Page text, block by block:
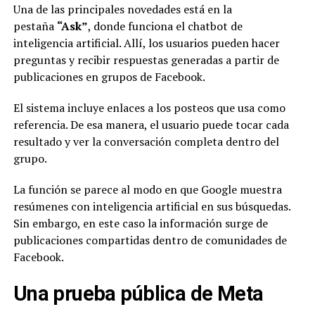
Una de las principales novedades está en la
pestaña “Ask”, donde funciona el chatbot de
inteligencia artificial. Allí, los usuarios pueden hacer
preguntas y recibir respuestas generadas a partir de
publicaciones en grupos de Facebook.
El sistema incluye enlaces a los posteos que usa como
referencia. De esa manera, el usuario puede tocar cada
resultado y ver la conversación completa dentro del
grupo.
La función se parece al modo en que Google muestra
resúmenes con inteligencia artificial en sus búsquedas.
Sin embargo, en este caso la información surge de
publicaciones compartidas dentro de comunidades de
Facebook.
Una prueba pública de Meta